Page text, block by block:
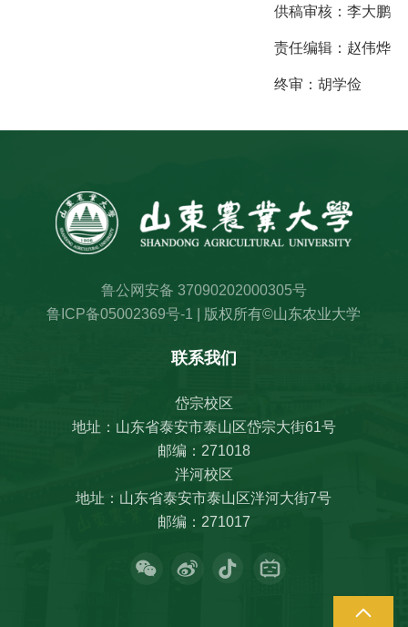
供稿审核：李大鹏
责任编辑： 赵伟烨
终审：胡学俭
鲁公网安备 37090202000305号
鲁ICP备05002369号-1 | 版权所有©山东农业大学
联系我们
岱宗校区
地址：山东省泰安市泰山区岱宗大街61号
邮编：271018
泮河校区
地址：山东省泰安市泰山区泮河大街7号
邮编：271017